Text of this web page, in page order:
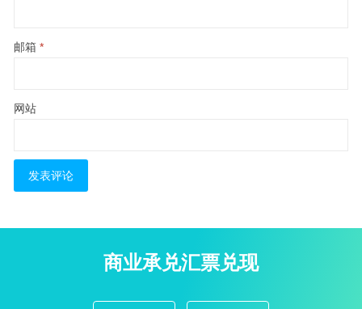
邮箱 *
网站
商业承兑汇票兑现